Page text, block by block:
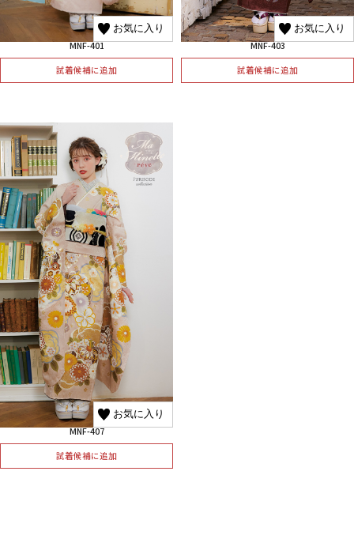
お気に入り
MNF-401
試着候補に追加
お気に入り
MNF-403
試着候補に追加
お気に入り
MNF-407
試着候補に追加